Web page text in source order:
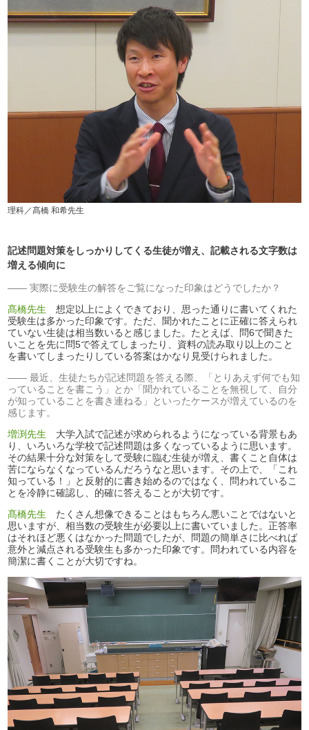
理科／髙橋 和希先生
記述問題対策をしっかりしてくる生徒が増え、記載される文字数は
増える傾向に
実際に受験生の解答をご覧になった印象はどうでしたか？
髙橋先生 想定以上によくできており、思った通りに書いてくれた
受験生は多かった印象です。ただ、聞かれたことに正確に答えられ
ていない生徒は相当数いると感じました。たとえば、問6で聞きた
いことを先に問5で答えてしまったり、資料の読み取り以上のこと
を書いてしまったりしている答案はかなり見受けられました。
最近、生徒たちが記述問題を答える際、「とりあえず何でも知
っていることを書こう」とか「聞かれていることを無視して、自分
が知っていることを書き連ねる」といったケースが増えているのを
感じます。
増渕先生 大学入試で記述が求められるようになっている背景もあ
り、いろいろな学校で記述問題は多くなっているように思います。
その結果十分な対策をして受験に臨む生徒が増え、書くこと自体は
苦にならなくなっているんだろうなと思います。その上で、「これ
知っている！」と反射的に書き始めるのではなく、問われているこ
とを冷静に確認し、的確に答えることが大切です。
髙橋先生 たくさん想像できることはもちろん悪いことではないと
思いますが、相当数の受験生が必要以上に書いていました。正答率
はそれほど悪くはなかった問題でしたが、問題の簡単さに比べれば
意外と減点される受験生も多かった印象です。問われている内容を
簡潔に書くことが大切ですね。